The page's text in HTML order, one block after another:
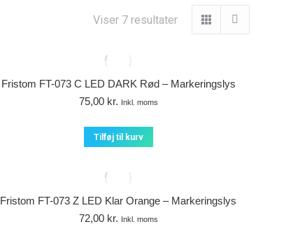
Viser 7 resultater
Fristom FT-073 C LED DARK Rød – Markeringslys
75,00 kr. Inkl. moms
Tilføj til kurv
Fristom FT-073 Z LED Klar Orange – Markeringslys
72,00 kr. Inkl. moms